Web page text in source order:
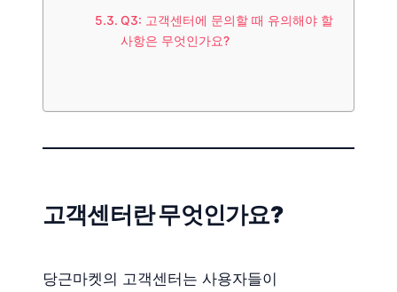
Q3: 고객센터에 문의할 때 유의해야 할
사항은 무엇인가요?
고객센터란 무엇인가요?
당근마켓의 고객센터는 사용자들이